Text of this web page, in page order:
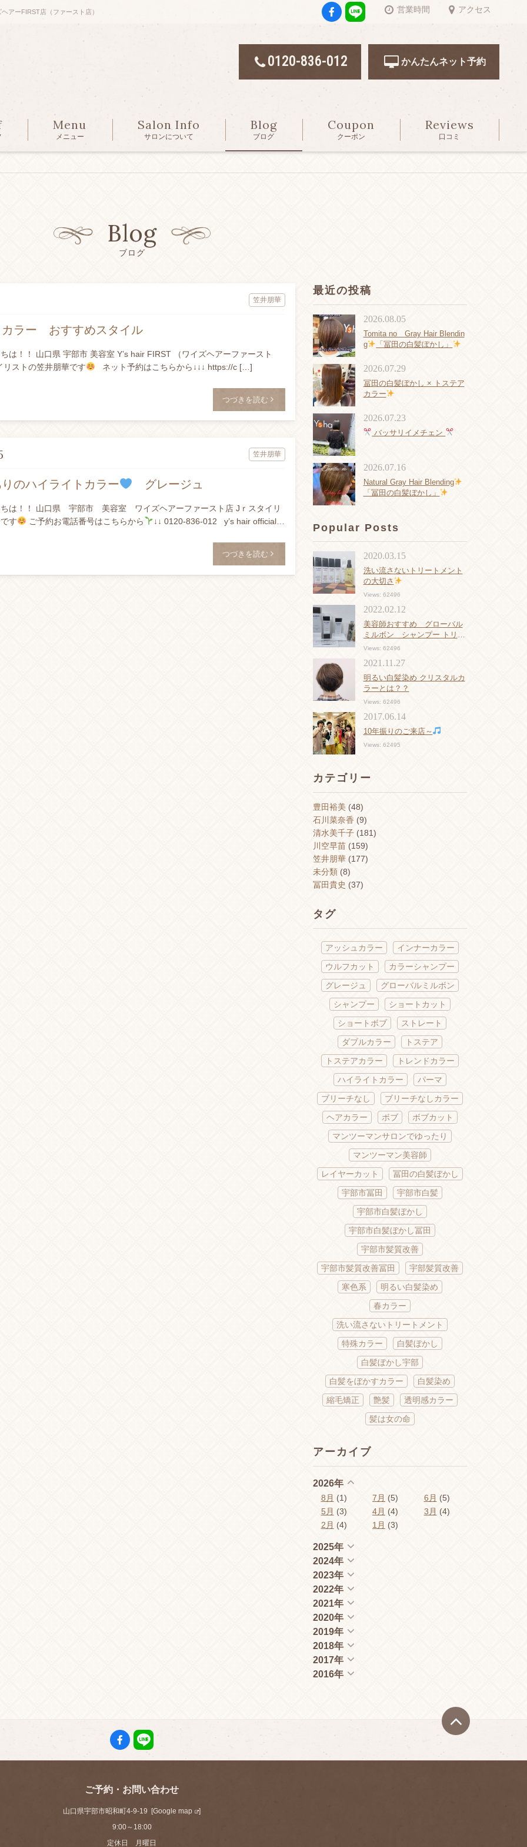
アーFIRST店（ファースト店） 営業時間 アクセス
0120-836-012 かんたんネット予約
メニュー
Menu
サロンについて
Salon Info
ブログ
Blog
クーポン
Coupon
口コミ
Reviews
Blog
ブログ
カラー おすすめスタイル
笠井朋華
は！！ 山口県 宇部市 美容室 Y’s hair FIRST （ワイズヘアーファースト
ストの笠井朋華です
ネット予約はこちらから↓↓↓ https://c […]
つづきを読む
のハイライトカラー グレージュ
笠井朋華
ちは！！ 山口県 宇部市 美容室 ワイズヘアーファースト店 Jｒスタイリ
す
ご予約お電話番号はこちらから ↓↓ 0120-836-012 y’s hair official
つづきを読む
最近の投稿
Tomita no Gray Hair Blendin
g
「冨田の白髪ぼかし」
2026.08.05
冨田の白髪ぼかし × トステア
カラー
2026.07.29
バッサリイメチェン
2026.07.23
Natural Gray Hair Blending
「冨田の白髪ぼかし」
2026.07.16
Popular Posts
洗い流さないトリートメント
の大切さ
2020.03.15
Views: 62496
美容師おすすめ グローバル
ミルボン シャンプー トリー
トメント
2022.02.12
Views: 62496
明るい白髪染め クリスタルカ
ラーとは？？
2021.11.27
Views: 62496
10年振りのご来店～
2017.06.14
Views: 62495
カテゴリー
豊田裕美 (48)
石川菜奈香 (9)
清水美千子(181)
川空早苗(159)
笠井朋華(177)
未分類(8)
冨田貴史 (37)
タグ
アッシュカラー
インナーカラー
ウルフカット
カラーシャンプー
グレージュ
グローバルミルボン
シャンプー
ショートカット
ショートボブ
ストレート
ダブルカラー
トステア
トステアカラー
トレンドカラー
ハイライトカラー
パーマ
ブリーチなし
ブリーチなしカラー
ヘアカラー
ボブ
ボブカット
マンツーマンサロンでゆったり
マンツーマン美容師
レイヤーカット
冨田の白髪ぼかし
宇部市冨田
宇部市白髪
宇部市白髪ぼかし
宇部市白髪ぼかし冨田
宇部市髪質改善
宇部市髪質改善冨田
宇部髪質改善
寒色系
明るい白髪染め
春カラー
洗い流さないトリートメント
特殊カラー
白髪ぼかし
白髪ぼかし宇部
白髪をぼかすカラー
白髪染め
縮毛矯正
艶髪
透明感カラー
髪は女の命
アーカイブ
2026年
8月 (1) 7月 (5) 6月 (5)
5月 (3) 4月 (4) 3月 (4)
2月 (4) 1月 (3)
2025年
2024年
2023年
2022年
2021年
2020年
2019年
2018年
2017年
2016年
ご予約・お問い合わせ
山口県宇部市昭和町4-9-19 [Google map
]
9:00～18:00
定休日 月曜日